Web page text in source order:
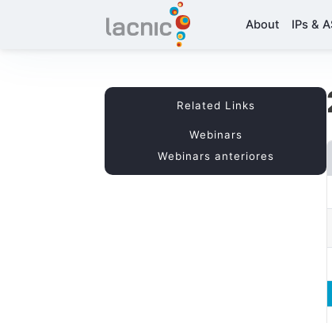
About IPs &
Related Links
Webinars
Webinars anteriores